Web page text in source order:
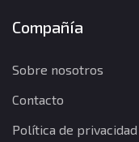
Compañía
Sobre nosotros
Contacto
Política de privacidad